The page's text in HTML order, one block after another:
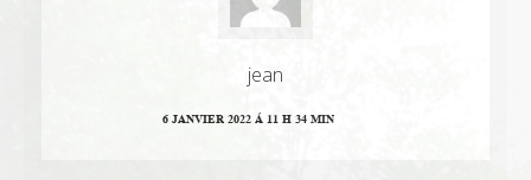
jean
6 JANVIER 2022 Á 11 H 34 MIN